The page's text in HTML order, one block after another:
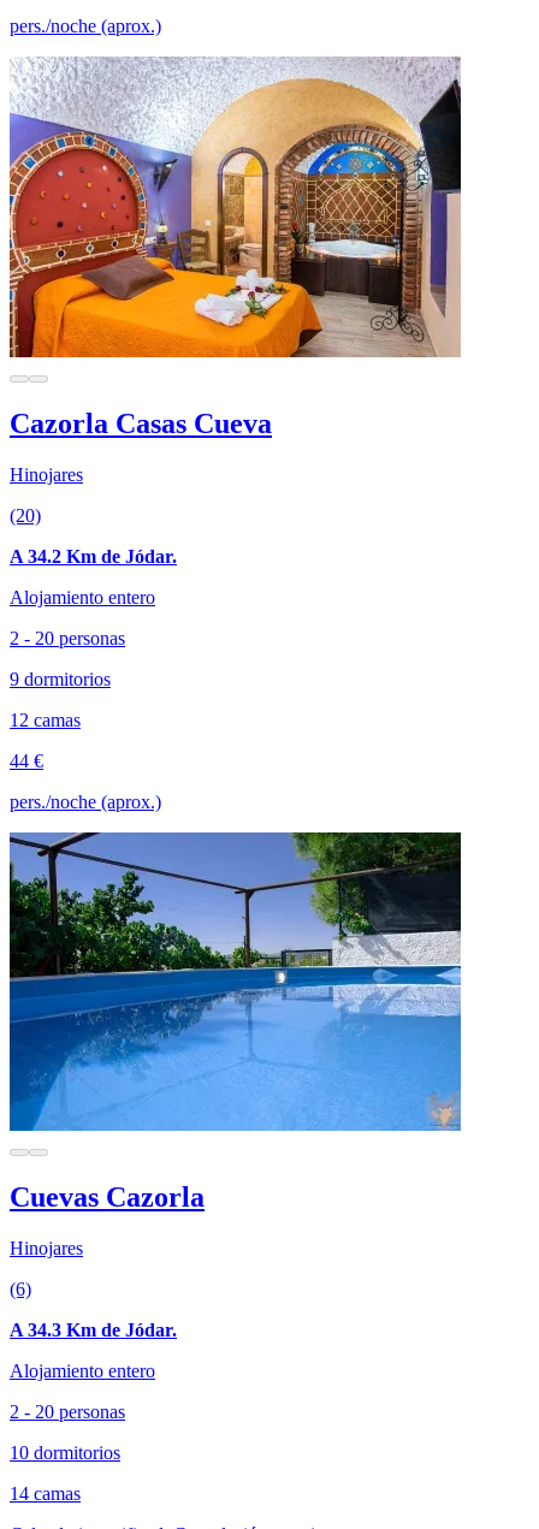
pers./noche (aprox.)
Cazorla Casas Cueva
Hinojares
(20)
A 34.2 Km de Jódar.
Alojamiento entero
2 - 20 personas
9 dormitorios
12 camas
44 €
pers./noche (aprox.)
Cuevas Cazorla
Hinojares
(6)
A 34.3 Km de Jódar.
Alojamiento entero
2 - 20 personas
10 dormitorios
14 camas